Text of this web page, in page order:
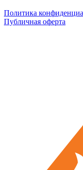
Политика
Публичная оферта